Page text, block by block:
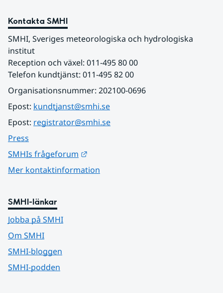
Kontakta SMHI
SMHI, Sveriges meteorologiska och hydrologiska
institut
Reception och växel: 011-495 80 00
Telefon kundtjänst: 011-495 82 00
Organisationsnummer: 202100-0696
Epost: kundtjanst@smhi.se
Epost: registrator@smhi.se
Press
SMHIs frågeforum
Mer kontaktinformation
SMHI-länkar
Jobba på SMHI
Om SMHI
SMHI-bloggen
SMHI-podden